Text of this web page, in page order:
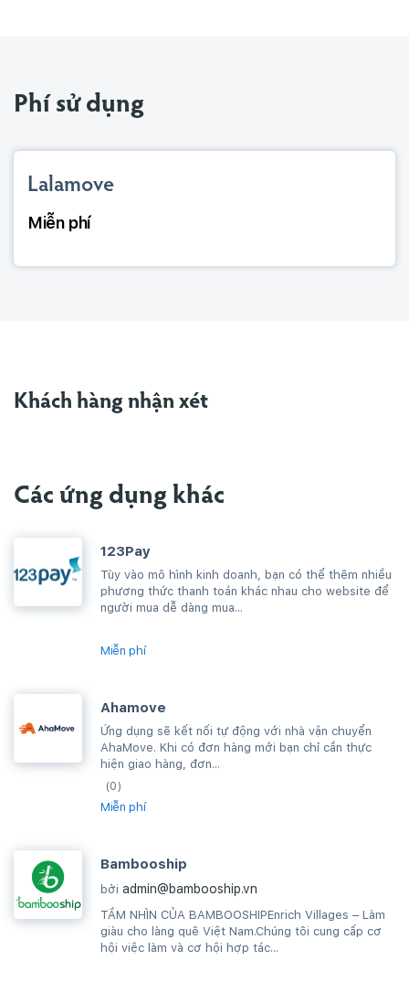
Phí sử dụng
Lalamove
Miễn phí
Khách hàng nhận xét
Các ứng dụng khác
123Pay
Tùy vào mô hình kinh doanh, bạn có thể thêm nhiều
phương thức thanh toán khác nhau cho website để
người mua dễ dàng mua...
Miễn phí
Ahamove
Ứng dụng sẽ kết nối tự động với nhà vận chuyển
AhaMove. Khi có đơn hàng mới bạn chỉ cần thực
hiện giao hàng, đơn...
(0)
Miễn phí
Bambooship
bởi admin@bambooship.vn
TẦM NHÌN CỦA BAMBOOSHIPEnrich Villages – Làm
giàu cho làng quê Việt Nam.Chúng tôi cung cấp cơ
hội việc làm và cơ hội hợp tác...